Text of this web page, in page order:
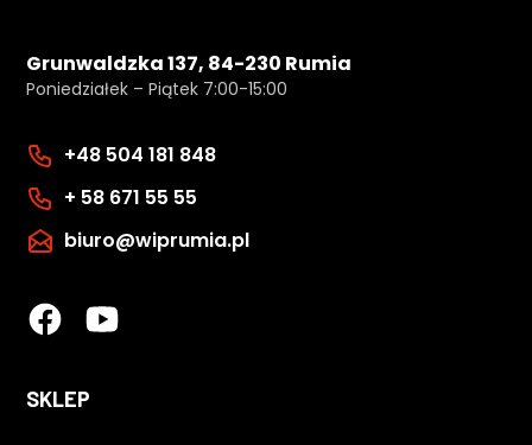
Grunwaldzka 137, 84-230 Rumia
Poniedziałek – Piątek 7:00-15:00
+48 504 181 848
+ 58 671 55 55
biuro@wiprumia.pl
SKLEP